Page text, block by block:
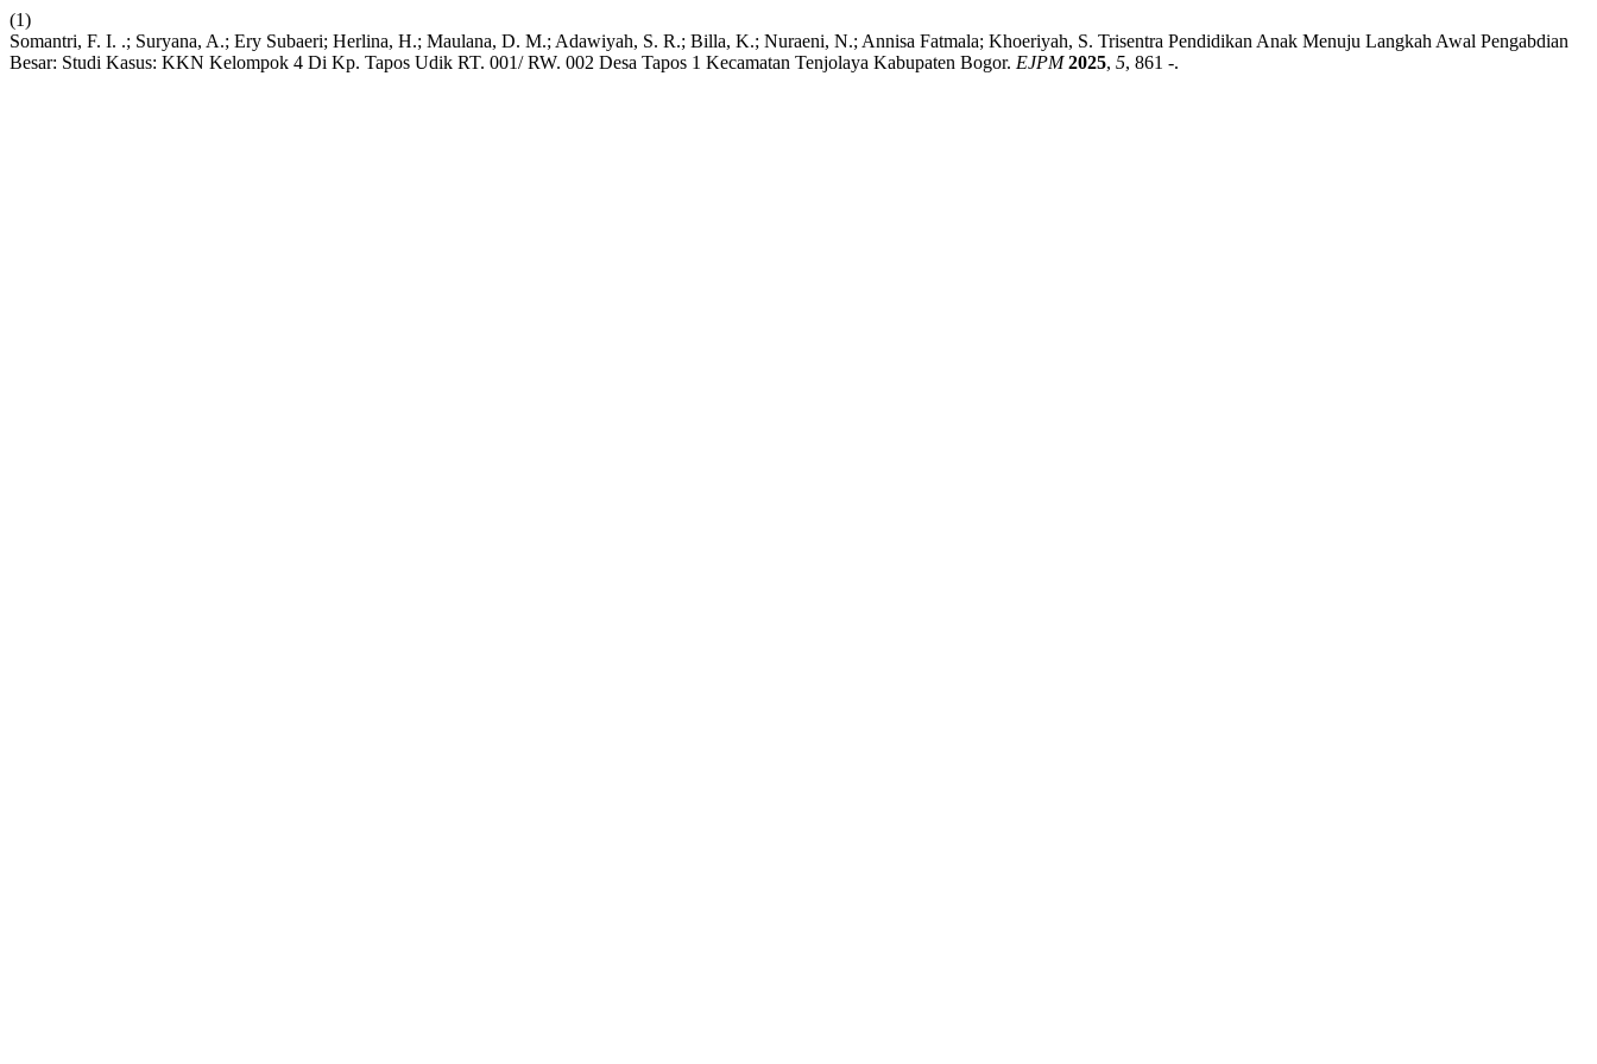
(1)
Somantri, F. I. .; Suryana, A.; Ery Subaeri; Herlina, H.; Maulana, D. M.; Adawiyah, S. R.; Billa, K.; Nuraeni, N.; Annisa Fatmala; Khoeriyah, S. Trisentra Pendidikan Anak Menuju Langkah Awal Pengabdian
Besar: Studi Kasus: KKN Kelompok 4 Di Kp. Tapos Udik RT. 001/ RW. 002 Desa Tapos 1 Kecamatan Tenjolaya Kabupaten Bogor. EJPM 2025, 5, 861 -.